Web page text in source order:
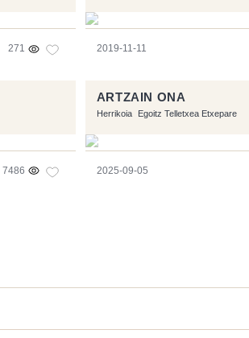
271 2019-11-11
7486
ARTZAIN ONA
Herrikoia Egoitz Telletxea Etxepare
2025-09-05